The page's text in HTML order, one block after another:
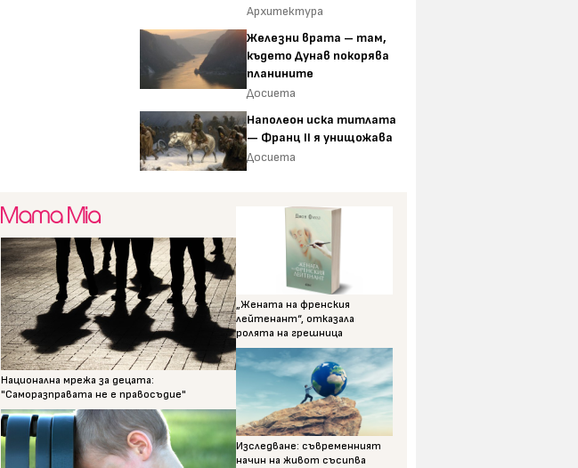
Архитектура
Железни врата – там,
където Дунав покорява
планините
Досиета
Наполеон иска титлата
— Франц II я унищожава
Досиета
Национална мрежа за децата:
"Саморазправата не е правосъдие"
„Жената на френския
лейтенант“, отказала
ролята на грешница
Изследване: съвременният
начин на живот съсипва